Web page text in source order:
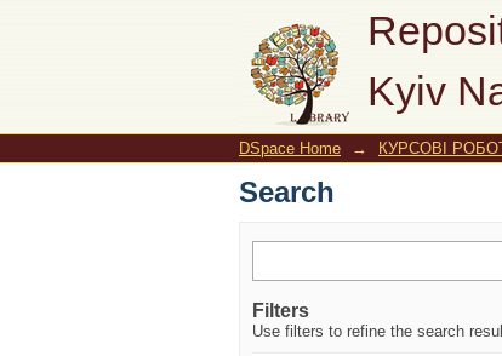
Kyiv
Search
DSpace Home → КУРСОВІ
Search
Filters
Use filters to refine the search